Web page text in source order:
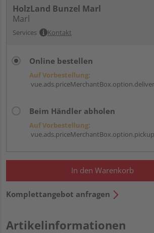
HolzLand Bunzel Marl
Marl
Services Kontakt
Online bestellen
Auf Vorbestellung:
Beim Händler abholen
Auf Vorbestellung:
In den Warenkorb
Komplettangebot anfragen
Artikelinformationen